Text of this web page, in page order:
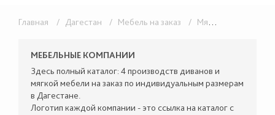
Главная / Дагестан / Мебель на заказ / Мягкая мебель
МЕБЕЛЬНЫЕ КОМПАНИИ
Здесь полный каталог: 4 производств диванов и
мягкой мебели на заказ по индивидуальным размерам
в Дагестане.
Логотип каждой компании - это ссылка на каталог с